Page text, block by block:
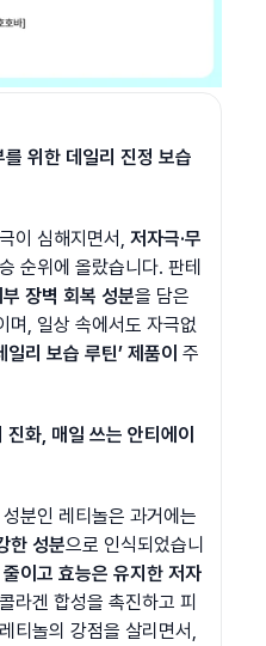
위한 데일리 진정 보습
이 심해지면서, 저자극·무
순위에 올랐습니다. 판테
부 장벽 회복 성분을 담은
며, 일상 속에서도 자극없
일리 보습 루틴’ 제품이 주
화, 매일 쓰는 안티에이
분인 레티놀은
한 성분으로 인식되었습니
이고 효능은 유지한 저자
라겐 합성을 촉진하고 피